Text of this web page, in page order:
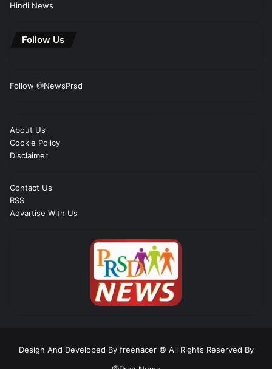
Hindi News
Follow Us
Follow @NewsPrsd
About Us
Cookie Policy
Disclaimer
Contact Us
RSS
Advartise With Us
Design And Developed By freenacer © All Rights Reserved By